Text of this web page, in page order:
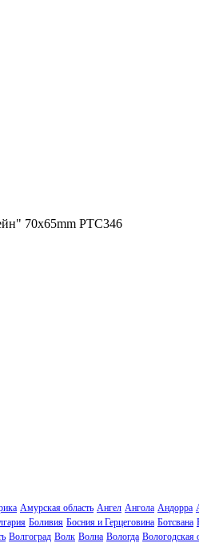
70x65mm PTC346
Амурская область Ангел Ангола Андорра
Боливия Босния и Герцеговина Ботсвана
Волгоград Волк Волна Вологда Вологодская